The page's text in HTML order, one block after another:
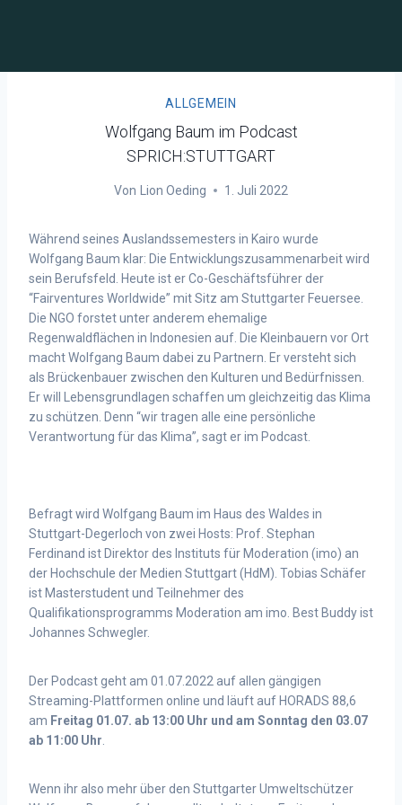
ALLGEMEIN
Wolfgang Baum im Podcast
SPRICH:STUTTGART
Von Lion Oeding 1. Juli 2022
Während seines Auslandssemesters in Kairo wurde
Wolfgang Baum klar: Die Entwicklungszusammenarbeit wird
sein Berufsfeld. Heute ist er Co-Geschäftsführer der
“Fairventures Worldwide” mit Sitz am Stuttgarter Feuersee.
Die NGO forstet unter anderem ehemalige
Regenwaldflächen in Indonesien auf. Die Kleinbauern vor Ort
macht Wolfgang Baum dabei zu Partnern. Er versteht sich
als Brückenbauer zwischen den Kulturen und Bedürfnissen.
Er will
Lebensgrundlagen schaffen um gleichzeitig das Klima
zu schützen. Denn “wir tragen alle eine persönliche
Verantwortung für das Klima”, sagt er im Podcast.
Befragt wird Wolfgang Baum im Haus des Waldes in
Stuttgart-Degerloch von zwei Hosts: Prof. Stephan
Ferdinand ist Direktor des Instituts für Moderation (imo) an
der Hochschule der Medien Stuttgart (HdM). Tobias Schäfer
ist Masterstudentund Teilnehmer des
Qualifikationsprogramms Moderation am imo. Best Buddy ist
Johannes Schwegler.
Der Podcast geht am 01.07.2022 auf allen gängigen
Streaming-Plattformen online und läuft auf HORADS 88,6
am Freitag 01.07. ab 13:00 Uhr und am Sonntag den 03.07
ab 11:00 Uhr
Wenn ihr also mehr über den Stuttgarter Umweltschützer